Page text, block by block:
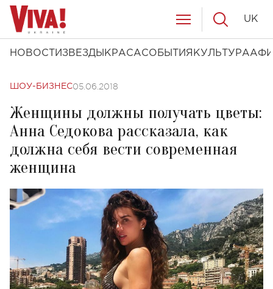
НОВОСТИ ЗВЕЗДЫ КРАСАСОБЫТИЯ КУЛЬТУРА
UK
ШОУ-БИЗНЕС05.06.2018
Женщины должны получать цветы:
Анна Седокова рассказала, как
должна себя вести современная
женщина